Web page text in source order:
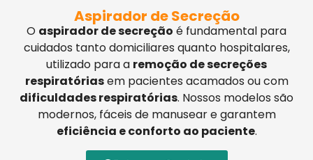
Aspirador de Secreção
O aspirador de secreção é fundamental para
cuidados tanto domiciliares quanto hospitalares,
utilizado para a remoção de secreções
respiratóriasem pacientes acamados ou com
dificuldades respiratórias. Nossos modelos são
modernos, fáceis de manusear e garantem
eficiência e conforto ao paciente.